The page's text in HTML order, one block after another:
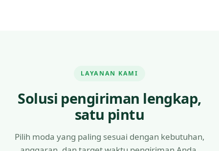
LAYANAN KAMI
Solusi pengiriman lengkap,
satu pintu
Pilih moda yang paling sesuai dengan kebutuhan,